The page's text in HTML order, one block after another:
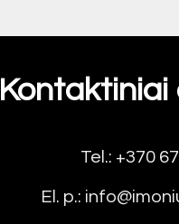
Tel.: +370
El. p.: